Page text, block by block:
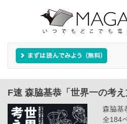
F速 森脇基恭「世界一の考え
森脇基
全184